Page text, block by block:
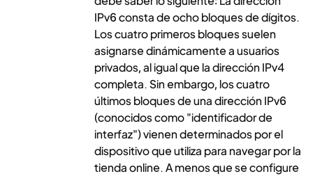
IPv6 consta de ocho bloques de dígitos.
Los cuatro primeros bloques suelen
asignarse dinámicamente a usuarios
privados, al igual que la dirección IPv4
completa. Sin embargo, los cuatro
últimos bloques de una dirección IPv6
(conocidos como "identificador de
interfaz") vienen determinados por el
dispositivo que utiliza para navegar por la
tienda online. A menos que se configure